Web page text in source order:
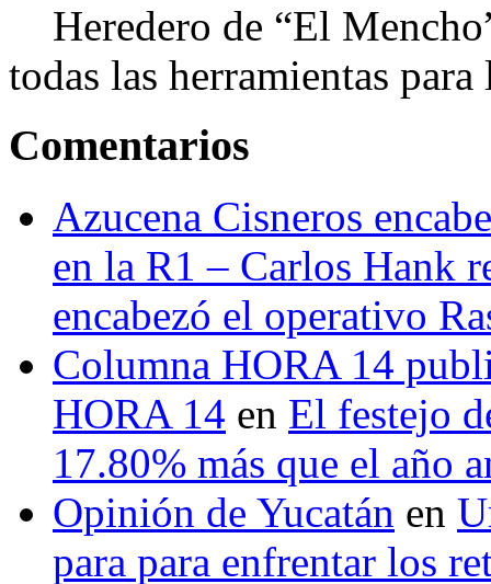
Heredero de “El
todas las herramientas
Comentarios
Azucena Cisneros
en la R1 – Carlos Hank
encabezó el operativo
Columna HORA 14
HORA 14 en El festejo
17.80% más que el año
Opinión de Yucatán en
para para enfrentar los